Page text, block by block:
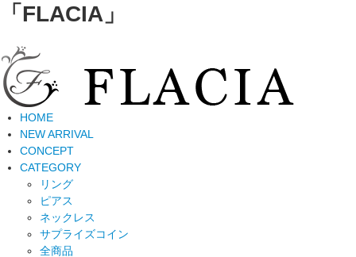
「FLACIA」
HOME
NEW ARRIVAL
CONCEPT
CATEGORY
リング
ピアス
ネックレス
サプライズコイン
全商品